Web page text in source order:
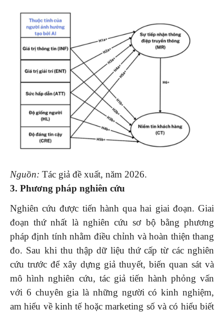
Nguồn: Tác giả đề xuất, năm 2026.
3. Phương pháp nghiên cứu
Nghiên cứu được tiến hành qua hai giai đoạn. Giai
đoạn thứ nhất là nghiên cứu sơ bộ bằng phương
pháp định tính nhằm điều chỉnh và hoàn thiện thang
đo. Sau khi thu thập dữ liệu thứ cấp từ các nghiên
cứu trước để xây dựng giả thuyết, biến quan sát và
mô hình nghiên cứu, tác giả tiến hành phỏng vấn
với 6 chuyên gia là những người có kinh nghiệm,
am hiểu về kinh tế hoặc marketing số và có hiểu biết